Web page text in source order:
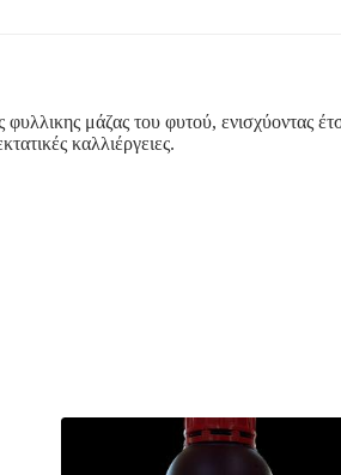
μάζας του φυτού, ενισχύοντας
καλλιέργειες.